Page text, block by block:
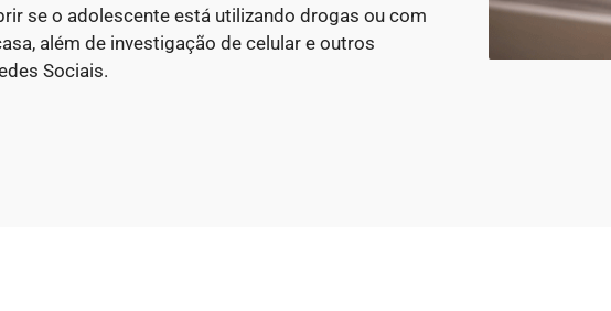
se o adolescente está utilizando drogas ou com
além de investigação de celular e outros
Sociais.